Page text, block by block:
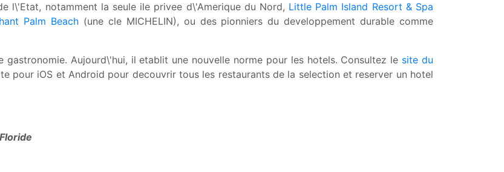
l\'Etat, notamment la seule ile privee d\'Amerique du Nord, Little Palm Island Resort & Spa
Palm Beach (une cle MICHELIN), ou des pionniers du developpement durable comme
gastronomie. Aujourd\'hui, il etablit une nouvelle norme pour les hotels. Consultez le site du
pour iOS et Android pour decouvrir tous les restaurants de la selection et reserver un hotel